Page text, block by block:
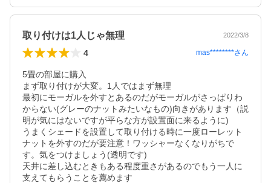
取り付けは1人じゃ無理 2022/3/8
4 mas********さん
5畳の部屋に購入
まず取り付けが大変。1人ではまず無理
最初にモーガルを外すとあるのだがモーガルがさっぱりわ
からない(グレーのナットみたいなもの)向きがあります（説
明が気にはないですが平らな方が設置面に来るように)
うまくシェードを設置して取り付ける時に一度ローレット
ナットを外すのだが要注意！ワッシャーなくなりがちで
す。気をつけましょう(透明です)
天井に差し込むときもある程度重さがあるのでもう一人に
支えてもらうことを薦めます